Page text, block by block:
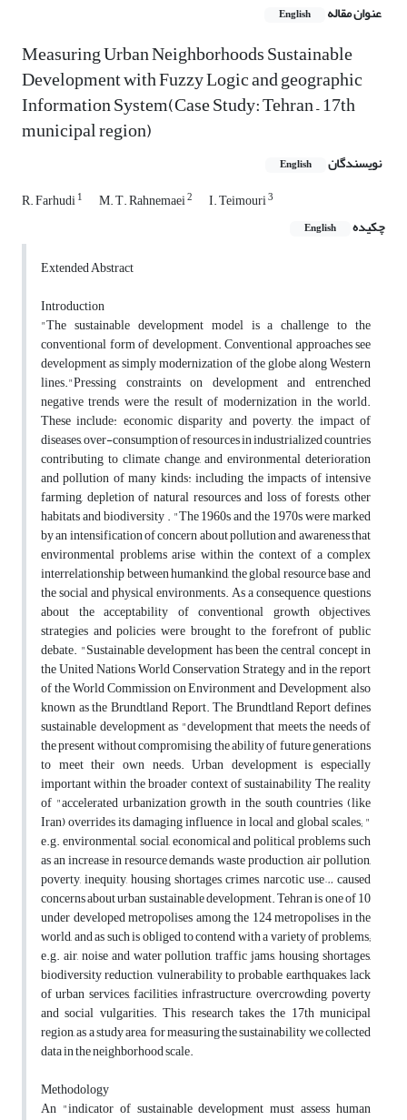
عنوان مقاله English
Measuring Urban Neighborhoods Sustainable
Development with Fuzzy Logic and geographic
Information System(Case Study: Tehran – 17th
municipal region)
نویسندگان English
R. Farhudi1 M. T. Rahnemaei2 I. Teimouri3
چکیده English
Extended Abstract
Introduction
"The sustainable development model is a challenge to the
conventional form of development. Conventional approaches see
development as simply modernization of the globe along Western
lines."Pressing constraints on development and entrenched
negative trends were the result of modernization in the world.
These include: economic disparity and poverty, the impact of
diseases, over-consumption of resources in industrialized countries
contributing to climate change, and environmental deterioration
and pollution of many kinds: including the impacts of intensive
farming, depletion of natural resources and loss of forests, other
habitats and biodiversity . "The 1960s and the 1970s were marked
by an intensification of concern about pollution and awareness that
environmental problems arise within the context of a complex
interrelationship between humankind, the global resource base and
the social and physical environments. As a consequence, questions
about the acceptability of conventional growth objectives,
strategies and policies were brought to the forefront of public
debate. "Sustainable development has been the central concept in
the United Nations World Conservation Strategy and in the report
of the World Commission on Environment and Development, also
known as the Brundtland Report. The Brundtland Report defines
sustainable development as "development that meets the needs of
the present without compromising the ability of future generations
to meet their own needs. Urban development is especially
important within the broader context of sustainability The reality
of "accelerated urbanization growth in the south countries (like
Iran) overrides its damaging influence in local and global scales; "
e.g. environmental, social, economical and political problems such
as an increase in resource demands, waste production, air pollution,
poverty, inequity, housing shortages, crimes, narcotic use… caused
concerns about urban sustainable development. Tehran is one of 10
under developed metropolises among the 124 metropolises in the
world, and as such is obliged to contend with a variety of problems;
e.g. air, noise and water pollution, traffic jams, housing shortages,
biodiversity reduction, vulnerability to probable earthquakes, lack
of urban services, facilities, infrastructure, overcrowding, poverty
and social vulgarities. This research takes the 17th municipal
region, as a study area, for measuring the sustainability we collected
data in the neighborhood scale.
Methodology
An "indicator of sustainable development must assess human